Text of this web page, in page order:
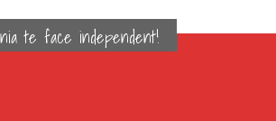
te face independent!